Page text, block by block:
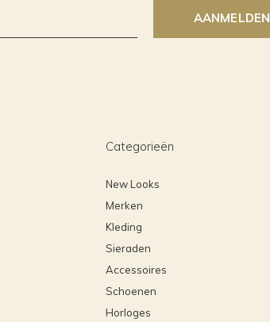
AANMELDEN
Categorieën
New Looks
Merken
Kleding
Sieraden
Accessoires
Schoenen
Horloges